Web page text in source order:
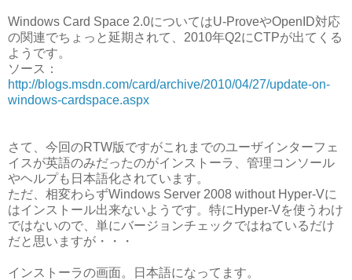
Windows Card Space 2.0についてはU-ProveやOpenID対応
の関連でちょっと延期されて、2010年Q2にCTPが出てくる
ようです。
ソース：
http://blogs.msdn.com/card/archive/2010/04/27/update-on-
windows-cardspace.aspx
さて、今回のRTW版ですがこれまでのユーザインターフェ
イスが英語のみだったのがインストーラ、管理コンソール
やヘルプも日本語化されています。
ただ、相変わらずWindows Server 2008 without Hyper-Vに
はインストール出来ないようです。特にHyper-Vを使うわけ
ではないので、単にバージョンチェックではねているだけ
だと思いますが・・・
インストーラの画面。日本語になってます。